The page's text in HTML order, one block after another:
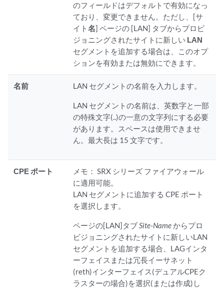
のフィールドはデフォルトで有効になっ
ており、変更できません。ただし、[サ
イト名] ページの [LAN] タブからプロビ
ジョニングされたサイトに新しい LAN
セグメントを追加する場合は、このオプ
ションを有効または無効にできます。
名前 LAN セグメントの名前を入力します。
LAN セグメントの名前は、英数字と一部
の特殊文字(..)の一意の文字列にする必要
があります。スペースは使用できませ
ん。最大長は 15 文字です。
CPE ポート メモ： SRX シリーズ ファイアウォール
に適用可能。
LAN セグメントに追加する CPE ポート
を選択します。
ページの[LAN]タブSite-Nameからプロ
ビジョニングされたサイトに新しいLAN
セグメントを追加する場合、LAGインタ
ーフェイスまたは冗長イーサネット
(reth)インターフェイス(デュアルCPEク
ラスターの場合)を選択(または作成)し